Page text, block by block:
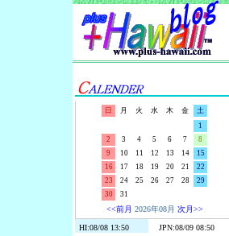
日 月 火 水 木 金
土
1
2
3 4 5 6 7
8
9
10 11 12 13 14
15
16
17 18 19 20 21
22
23
24 25 26 27 28
29
30
31
<<前月 2026年08月 次月>>